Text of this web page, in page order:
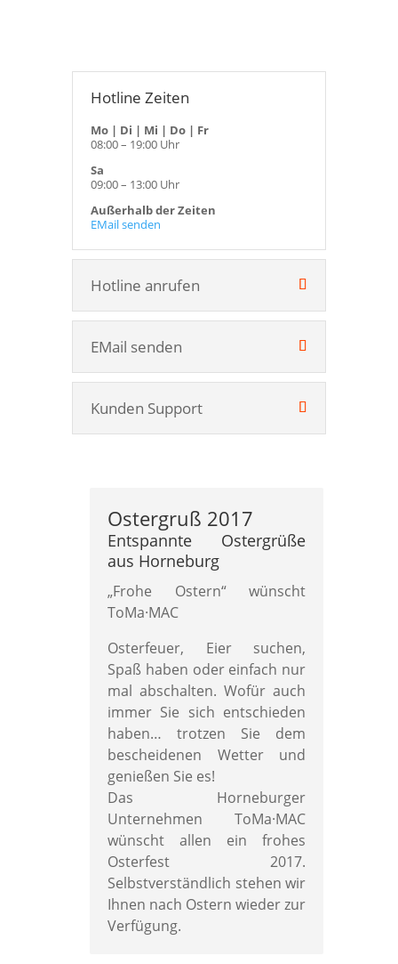
Hotline Zeiten
Mo | Di | Mi | Do | Fr
08:00 – 19:00 Uhr
Sa
09:00 – 13:00 Uhr
Außerhalb der Zeiten
EMail senden
Hotline anrufen
EMail senden
Kunden Support
Ostergruß 2017
Entspannte Ostergrüße
aus Horneburg
„Frohe Ostern“ wünscht
ToMa·MAC
Osterfeuer, Eier suchen,
Spaß haben oder einfach nur
mal abschalten. Wofür auch
immer Sie sich entschieden
haben… trotzen Sie dem
bescheidenen Wetter und
genießen Sie es!
Das Horneburger
Unternehmen ToMa·MAC
wünscht allen ein frohes
Osterfest 2017.
Selbstverständlich stehen wir
Ihnen nach Ostern wieder zur
Verfügung.